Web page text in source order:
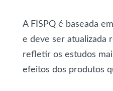
A FISPQ é baseada
e deve ser atualizada
refletir os estudos
efeitos dos produtos